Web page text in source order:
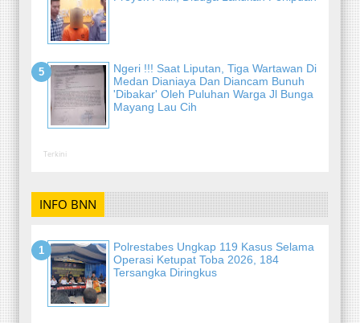
Ngeri !!! Saat Liputan, Tiga Wartawan Di
Medan Dianiaya Dan Diancam Bunuh
'Dibakar' Oleh Puluhan Warga Jl Bunga
Mayang Lau Cih
Terkini
INFO BNN
Polrestabes Ungkap 119 Kasus Selama
Operasi Ketupat Toba 2026, 184
Tersangka Diringkus